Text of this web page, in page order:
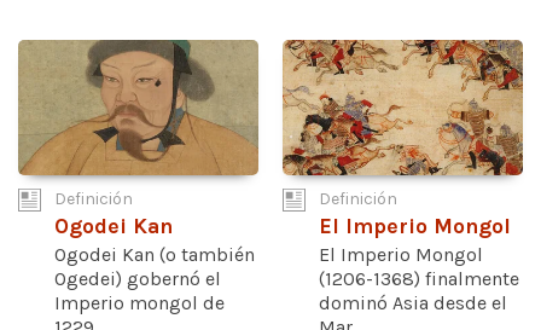
Definición
Ogodei Kan
Ogodei Kan (o también
Ogedei) gobernó el
Imperio mongol de
Definición
El Imperio Mongol
El Imperio Mongol
(1206-1368) finalmente
dominó Asia desde el